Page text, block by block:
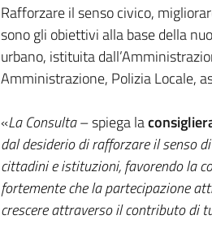
Rafforzare il senso civico,
sono gli obiettivi alla base della
urbano, istituita
Amministrazione, Polizia Locale,
«La Consulta– spiega la
dal desiderio di rafforzare il senso
cittadini e istituzioni, favorendo la
fortemente che la partecipazione
crescere attraverso il contributo di